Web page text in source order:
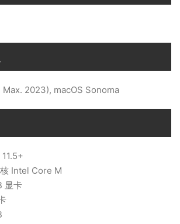
2023), macOS Sonoma
Intel Core M
显卡